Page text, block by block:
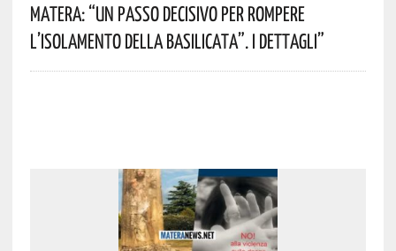
Matera: “Un Passo Decisivo Per Rompere
L’isolamento Della Basilicata”. I Dettagli”